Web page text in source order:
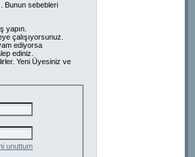
Bunun sebebleri
yapın.
çalışıyorsunuz.
ediyorsa
ediniz.
Yeni Üyesiniz ve
unuttum